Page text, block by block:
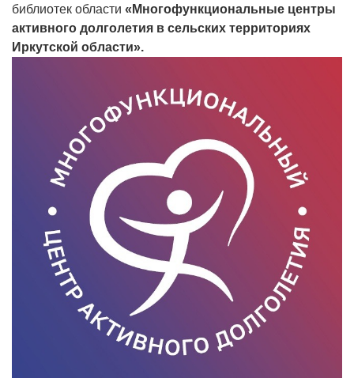
библиотек области «Многофункциональные центры
активного долголетия в сельских территориях
Иркутской области».